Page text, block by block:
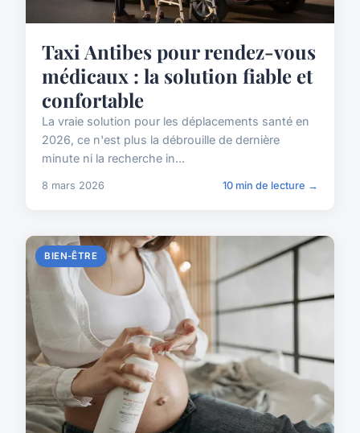
Taxi Antibes pour rendez-vous
médicaux : la solution fiable et
confortable
La vraie solution pour les déplacements santé en
2026, ce n'est plus la débrouille de dernière
minute ni la recherche in...
8 mars 2026 10 min de lecture →
BIEN-ÊTRE